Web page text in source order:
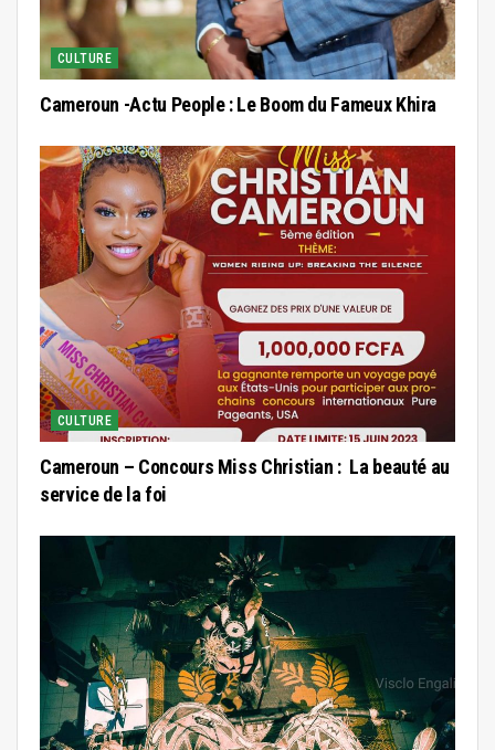
CULTURE
Cameroun -Actu People : Le Boom du Fameux Khira
CULTURE
Cameroun – Concours Miss Christian : La beauté au
service de la foi